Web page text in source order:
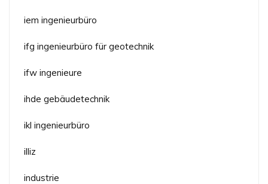
iem ingenieurbüro
ifg ingenieurbüro für geotechnik
ifw ingenieure
ihde gebäudetechnik
ikl ingenieurbüro
illiz
industrie